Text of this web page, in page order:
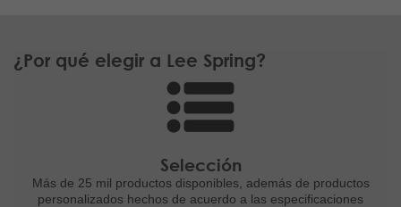
¿Por qué elegir a Lee Spring?
Selección
Más de 25 mil productos disponibles, además de productos
personalizados hechos de acuerdo a las especificaciones